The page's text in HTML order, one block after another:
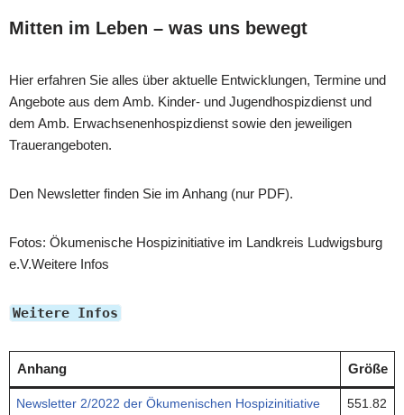
Mitten im Leben – was uns bewegt
Hier erfahren Sie alles über aktuelle Entwicklungen, Termine und
Angebote aus dem Amb. Kinder- und Jugendhospizdienst und
dem Amb. Erwachsenenhospizdienst sowie den jeweiligen
Trauerangeboten.
Den Newsletter finden Sie im Anhang (nur PDF).
Fotos: Ökumenische Hospizinitiative im Landkreis Ludwigsburg
e.V.Weitere Infos
Weitere Infos
Anhang Größe
Newsletter 2/2022 der Ökumenischen Hospizinitiative
551.82